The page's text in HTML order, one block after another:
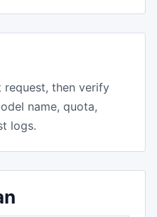
then verify
name, quota,
logs.